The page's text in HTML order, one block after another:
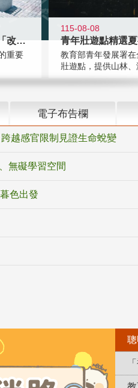
國教署補助22縣市積極推動「改善無
重要
115-08-08
教育部青年發展署
壯遊點，提供山林、
電子布告欄
越感官限制見證生命蛻變
無礙學習空間
色出發